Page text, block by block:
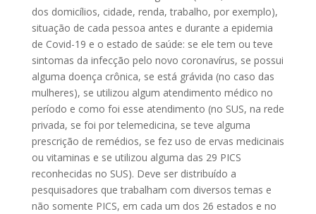
dos domicílios, cidade, renda, trabalho, por exemplo),
situação de cada pessoa antes e durante a epidemia
de Covid-19 e o estado de saúde: se ele tem ou teve
sintomas da infecção pelo novo coronavírus, se possui
alguma doença crônica, se está grávida (no caso das
mulheres), se utilizou algum atendimento médico no
período e como foi esse atendimento (no SUS, na rede
privada, se foi por telemedicina, se teve alguma
prescrição de remédios, se fez uso de ervas medicinais
ou vitaminas e se utilizou alguma das 29 PICS
reconhecidas no SUS). Deve ser distribuído a
pesquisadores que trabalham com diversos temas e
não somente PICS, em cada um dos 26 estados e no